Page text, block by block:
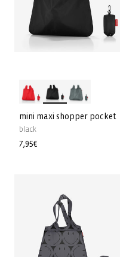
mini maxi shopper pocket
black
Normale
7,95€